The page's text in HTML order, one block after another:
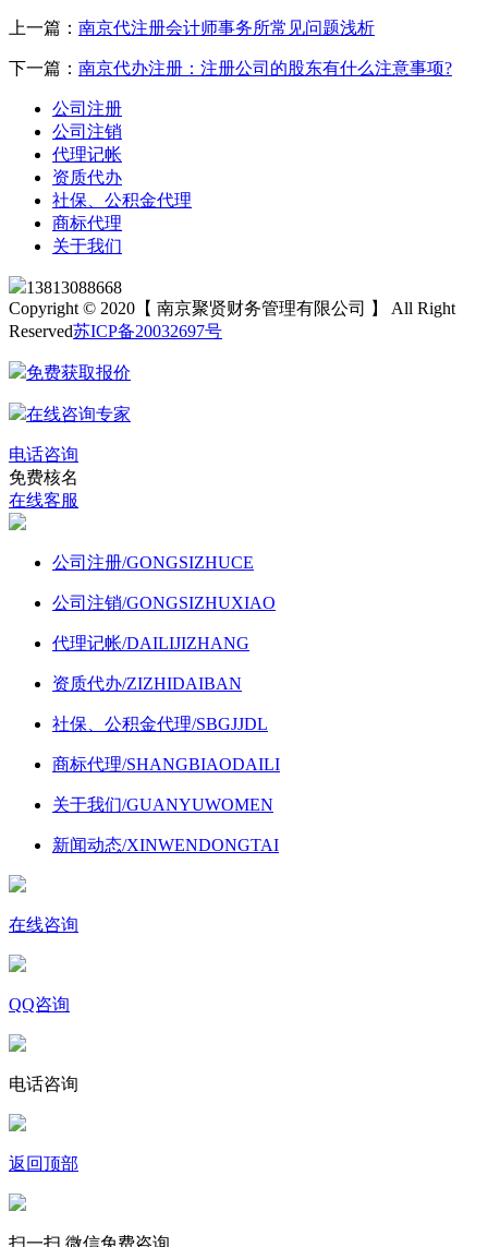
上一篇： 南京代注册会计师事务所常见问题浅析
下一篇： 南京代办注册：注册公司的股东有什么注意事项?
公司注册
公司注销
代理记帐
资质代办
社保、公积金代理
商标代理
关于我们
13813088668
Copyright © 2020【 南京聚贤财务管理有限公司 】 All Right
Reserved苏ICP备20032697号
免费获取报价
在线咨询专家
电话咨询
免费核名
在线客服
公司注册/GONGSIZHUCE
公司注销/GONGSIZHUXIAO
代理记帐/DAILIJIZHANG
资质代办/ZIZHIDAIBAN
社保、公积金代理/SBGJJDL
商标代理/SHANGBIAODAILI
关于我们/GUANYUWOMEN
新闻动态/XINWENDONGTAI
在线咨询
QQ咨询
电话咨询
返回顶部
扫一扫,微信免费咨询